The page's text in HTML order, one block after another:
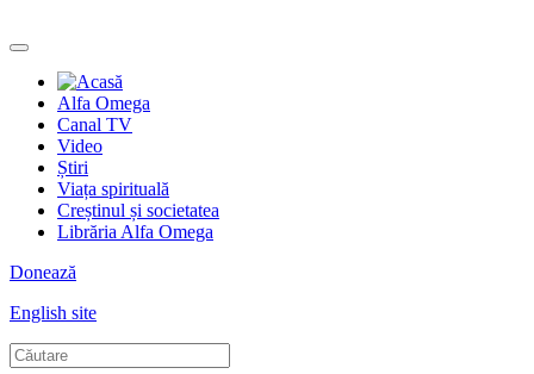
Alfa Omega
Canal TV
Video
Știri
Viața spirituală
Creștinul și societatea
Librăria Alfa Omega
Donează
English site